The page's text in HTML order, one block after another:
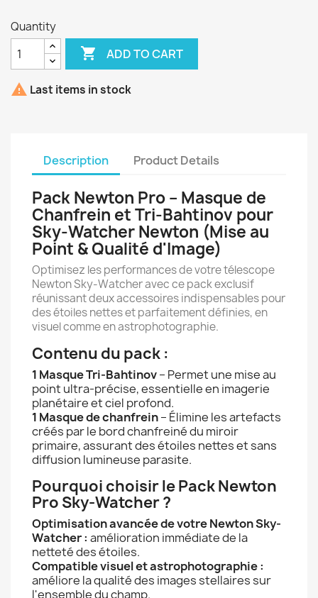
Quantity
 ADD TO CART
 Last items in stock
Description Product Details
Pack Newton Pro – Masque de
Chanfrein et Tri-Bahtinov pour
Sky-Watcher Newton (Mise au
Point & Qualité d'Image)
Optimisez les performances de votre télescope
Newton Sky-Watcher avec ce pack exclusif
réunissant deux accessoires indispensables pour
des étoiles nettes et parfaitement définies, en
visuel comme en astrophotographie.
Contenu du pack :
1 Masque Tri-Bahtinov– Permet une mise au
point ultra-précise, essentielle en imagerie
planétaire et ciel profond.
1 Masque de chanfrein– Élimine les artefacts
créés par le bord chanfreiné du miroir
primaire, assurant des étoiles nettes et sans
diffusion lumineuse parasite.
Pourquoi choisir le Pack Newton
Pro Sky-Watcher ?
Optimisation avancée de votre Newton Sky-
Watcher : amélioration immédiate de la
netteté des étoiles.
Compatible visuel et astrophotographie :
améliore la qualité des images stellaires sur
l'ensemble du champ.